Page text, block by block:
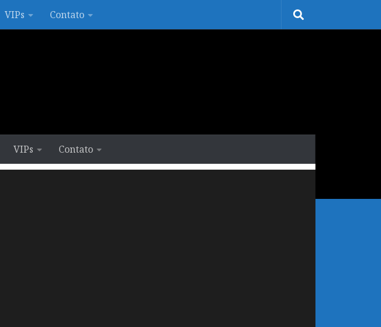
VIPs Contato
VIPs Contato